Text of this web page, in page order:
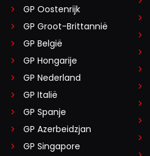
GP Oostenrijk
GP Groot-Brittannië
GP België
GP Hongarije
GP Nederland
GP Italië
GP Spanje
GP Azerbeidzjan
GP Singapore